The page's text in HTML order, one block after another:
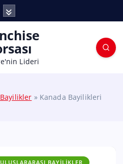
Lideri
» Kanada Bayilikleri